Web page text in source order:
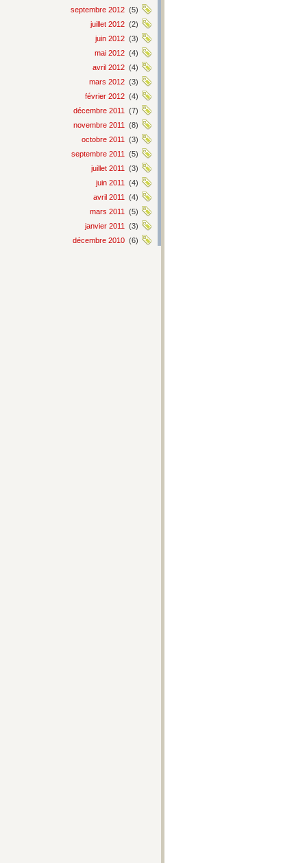
septembre 2012 (5)
juillet 2012 (2)
juin 2012 (3)
mai 2012 (4)
avril 2012 (4)
mars 2012 (3)
février 2012 (4)
décembre 2011
(7)
novembre 2011
(8)
octobre 2011
(3)
septembre 2011
(5)
juillet 2011
(3)
juin 2011
(4)
avril 2011
(4)
mars 2011
(5)
janvier 2011
(3)
décembre 2010 (6)